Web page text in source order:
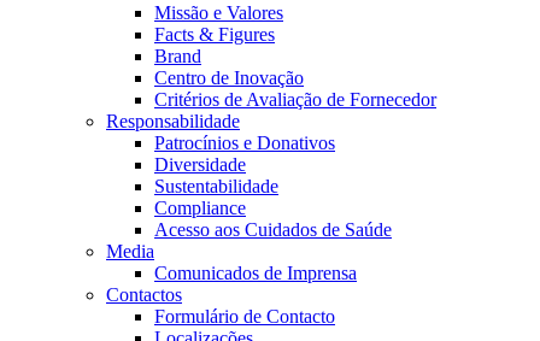
Missão e Valores
Facts & Figures
Brand
Centro de Inovação
Critérios de Avaliação de Fornecedor
Responsabilidade
Patrocínios e Donativos
Diversidade
Sustentabilidade
Compliance
Acesso aos Cuidados de Saúde
Media
Comunicados de Imprensa
Contactos
Formulário de Contacto